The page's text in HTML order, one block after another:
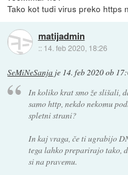
Tako kot tudi virus preko https
matijadmin
:: 14. feb 2020, 18:26
SeMiNeSanja je 14. feb 2020 ob
In koliko krat smo že slišali,
samo http, nekdo nekomu
spletni strani?
In kaj vraga, če ti ugrabijo
tega lahko preparirajo tako,
si na pravemu.